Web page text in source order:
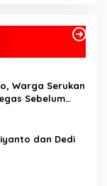
Warga Serukan
Sebelum
dan Dedi